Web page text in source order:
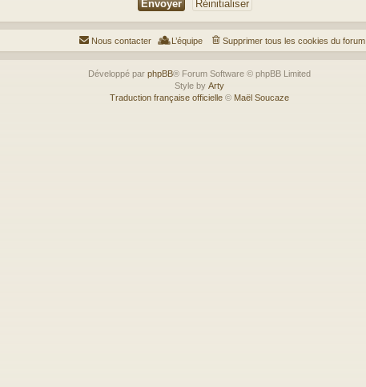
Supprimer tous les cookies du forum
L’équipe
Nous contacter
Développé par phpBB® Forum Software © phpBB Limited
Style by Arty
Traduction française officielle © Maël Soucaze